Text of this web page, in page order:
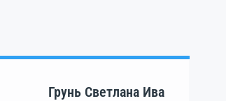
Грунь Светлана Ива